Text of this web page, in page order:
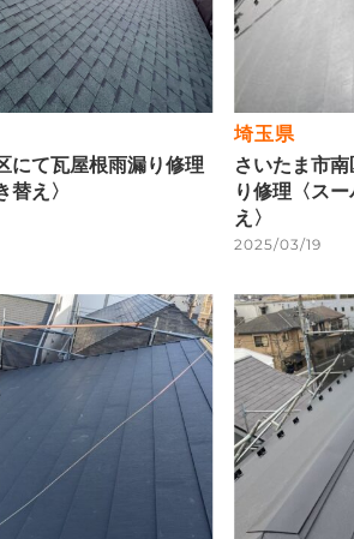
にて瓦屋根雨漏り修理
替え〉
埼玉県
さいたま市
り修理〈ス
え〉
2025/03/19